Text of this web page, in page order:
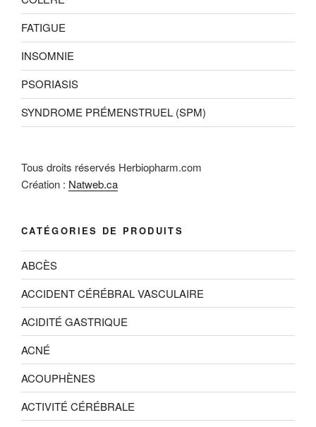
FATIGUE
INSOMNIE
PSORIASIS
SYNDROME PRÉMENSTRUEL (SPM)
Tous droits réservés Herbiopharm.com
Création : Natweb.ca
CATÉGORIES DE PRODUITS
ABCÈS
ACCIDENT CÉRÉBRAL VASCULAIRE
ACIDITÉ GASTRIQUE
ACNÉ
ACOUPHÈNES
ACTIVITÉ CÉRÉBRALE